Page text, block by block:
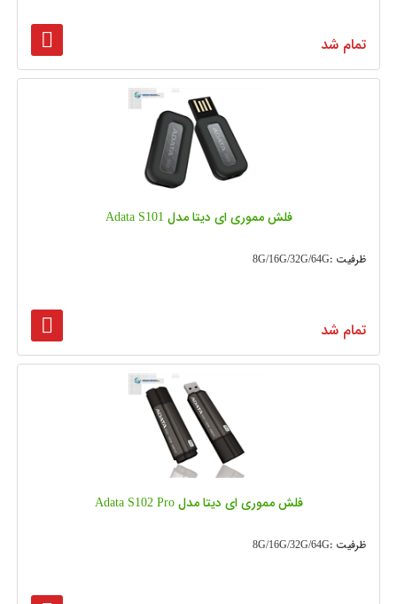
تمام شد
فلش مموری ای دیتا مدل Adata S101
ظرفیت :8G/16G/32G/64G
تمام شد
فلش مموری ای دیتا مدل Adata S102 Pro
ظرفیت :8G/16G/32G/64G